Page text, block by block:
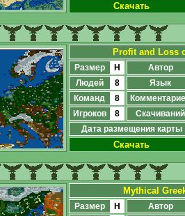
Скачать
Profit and Loss
Размер H Автор
Людей
8 Язык
Команд
8
Игроков
8 Скачиваний
Дата размещения карты
Скачать
Mythical
Размер H Автор